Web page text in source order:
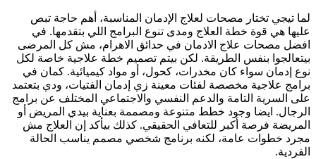
لما تيجي تختار مصحات لعلاج الإدمان المناسبة، أهم حاجة تبص
عليها هي قوة خطة العلاج ومدى تنوع البرامج اللي بتقدمها. في
افضل مصحات علاج الادمان في حدائق الاهرام، مش كل المرضى
بيتعالجوا بنفس الطريقة. لكن بيتم تصميم خطة علاجية خاصة لكل
نوع إدمان سواء كان مخدرات، كحول، أو مواد كيميائية. كمان في
برامج علاجية مخصصة لفئات معينة زي إدمان الفتيات، ودي بتعتمد
على السرية التامة والدعم النفسي والاجتماعي المختلف عن برامج
الرجال. ايضا وجود خطط متنوعة ومصممة بعناية بيدي المريض أو
المريضة فرصة أكبر للتعافي الحقيقي. كذلك بيأكد إن العلاج مش
مجرد خطوات عامة، لكنه برنامج شخصي مصمم يناسب الحالة
الفردية.